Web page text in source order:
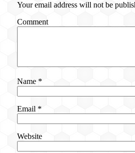
Your email address will not be
Comment
Name *
Email *
Website